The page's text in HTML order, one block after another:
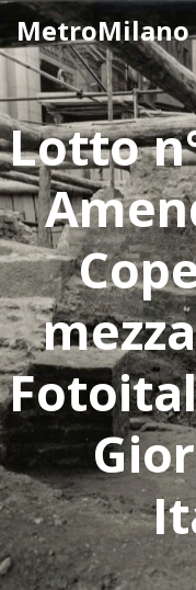
MetroMilano
Lotto